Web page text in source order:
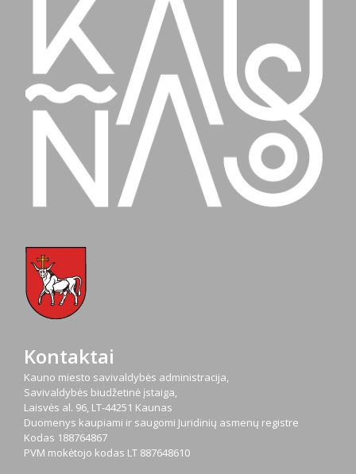
Kontaktai
Kauno miesto savivaldybės administracija,
Savivaldybės biudžetinė įstaiga,
Laisvės al. 96, LT-44251 Kaunas
Duomenys kaupiami ir saugomi Juridinių asmenų registre
Kodas 188764867
PVM mokėtojo kodas LT 887648610